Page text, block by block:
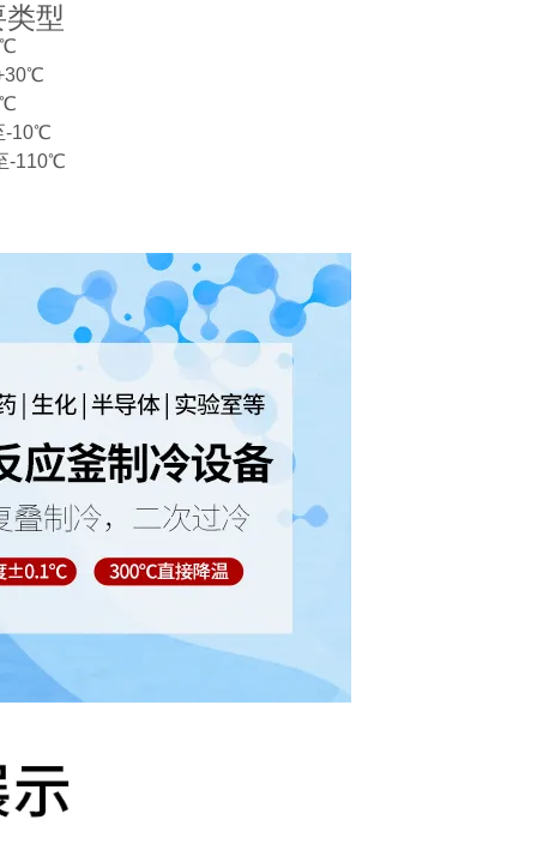
型
-10℃
-110℃